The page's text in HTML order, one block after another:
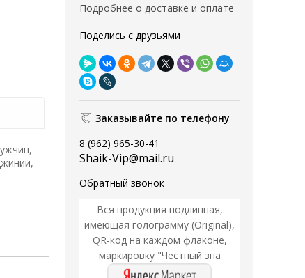
Подробнее о доставке и оплате
Поделись с друзьями
Заказывайте по телефону
8 (962) 965-30-41
Shaik-Vip@mail.ru
Обратный звонок
Вся продукция подлинная,
имеющая голограмму (Original),
QR-код на каждом флаконе,
маркировку "Честный зна